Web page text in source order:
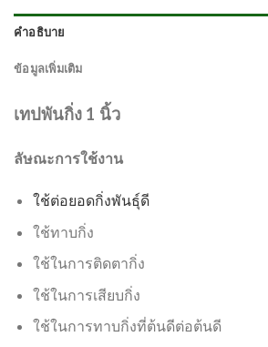
คำอธิบาย
ข้อมูลเพิ่มเติม
เทปพันกิ่ง 1 นิ้ว
ลัษณะการใช้งาน
ใช้ต่อยอดกิ่งพันธุ์ดี
ใช้ทาบกิ่ง
ใช้ในการติดตากิ่ง
ใช้ในการเสียบกิ่ง
ใช้ในการทาบกิ่งที่ต้นดีต่อต้นดี